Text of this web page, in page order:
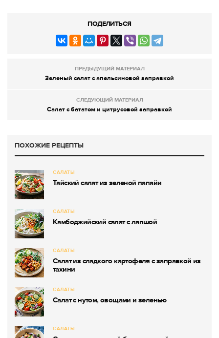
ПОДЕЛИТЬСЯ
ПРЕДЫДУЩИЙ МАТЕРИАЛ
Зеленый салат с апельсиновой заправкой
СЛЕДУЮЩИЙ МАТЕРИАЛ
Салат с бататом и цитрусовой заправкой
ПОХОЖИЕ РЕЦЕПТЫ
САЛАТЫ
Тайский салат из зеленой папайи
САЛАТЫ
Камбоджийский салат с лапшой
САЛАТЫ
Салат из сладкого картофеля с заправкой из
тахини
САЛАТЫ
Салат с нутом, овощами и зеленью
САЛАТЫ